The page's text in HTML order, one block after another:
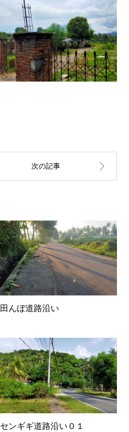
田んぼ道路沿い
センギギ道路沿い０１